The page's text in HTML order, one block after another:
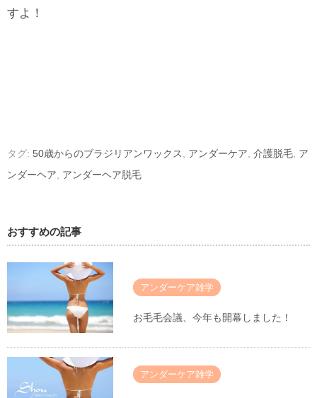
すよ！
タグ: 50歳からのブラジリアンワックス , アンダーケア, 介護脱毛, ア
ンダーヘア, アンダーヘア脱毛
おすすめの記事
アンダーケア雑学
お毛毛会議、今年も開幕しました！
アンダーケア雑学